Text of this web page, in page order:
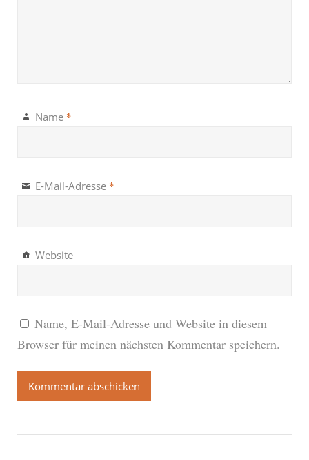
Name *
E-Mail-Adresse *
Website
Name, E-Mail-Adresse und Website in diesem
Browser für meinen nächsten Kommentar speichern.